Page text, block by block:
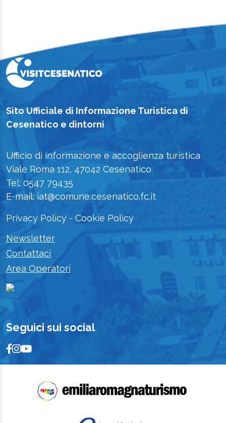
Sito Ufficiale di Informazione Turistica di
Cesenatico e dintorni
Ufficio di informazione e accoglienza turistica
Viale Roma 112, 47042 Cesenatico
Tel: 0547 79435
E-mail: iat@comune.cesenatico.fc.it
Privacy Policy - Cookie Policy
Newsletter
Contattaci
Area Operatori
Seguici sui social